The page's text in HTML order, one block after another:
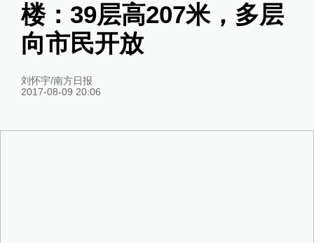
楼：39层高207米，多层
向市民开放
刘怀宇/南方日报
2017-08-09 20:06